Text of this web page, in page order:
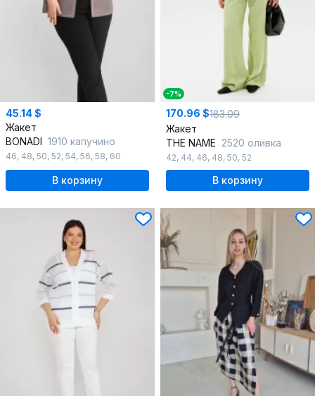
45.14 $
Жакет
BONADI 1910 капучино
46, 48, 50, 52, 54, 56, 58, 60
В корзину
-7%
170.96 $183.09
Жакет
THE NAME 2520 оливка
42, 44, 46, 48, 50, 52
В корзину